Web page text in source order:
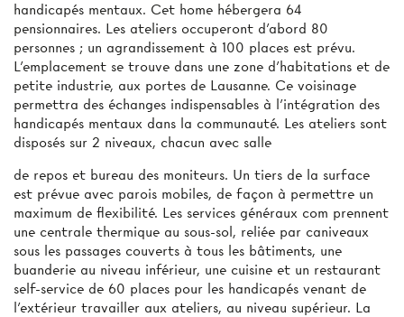
handicapés mentaux. Cet home hébergera 64
pensionnaires. Les ateliers occuperont d’abord 80
personnes ; un agrandissement à 100 places est prévu.
L'emplacement se trouve dans une zone d'habitations et de
petite industrie, aux portes de Lausanne. Ce voisinage
permettra des échanges indispensables à l’intégration des
handicapés mentaux dans la communauté. Les ateliers sont
disposés sur 2 niveaux, chacun avec salle
de repos et bureau des moniteurs. Un tiers de la surface
est prévue avec parois mobiles, de façon à permettre un
maximum de flexibilité. Les services généraux com­ prennent
une centrale thermique au sous-sol, reliée par caniveaux
sous les passages couverts à tous les bâtiments, une
buanderie au niveau inférieur, une cuisine et un restaurant
self-service de 60 places pour les handicapés venant de
l'extérieur travailler aux ateliers, au niveau supérieur. La